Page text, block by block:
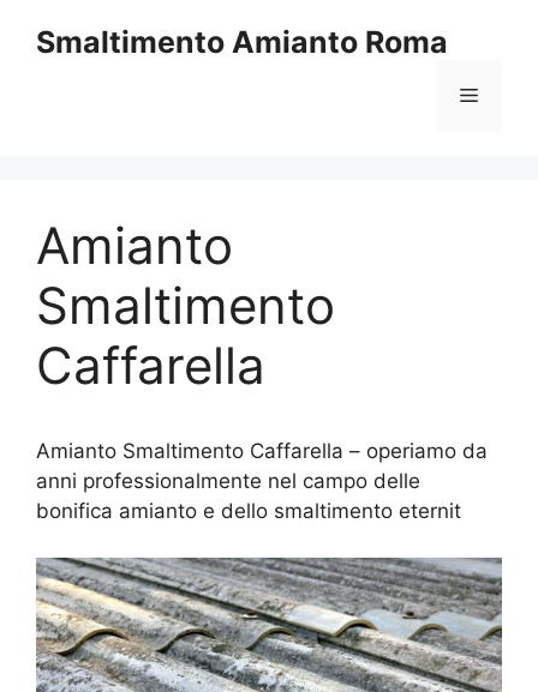
Smaltimento Amianto Roma
Menu
Amianto
Smaltimento
Caffarella
Amianto Smaltimento Caffarella – operiamo da
anni professionalmente nel campo delle
bonifica amianto e dello smaltimento eternit